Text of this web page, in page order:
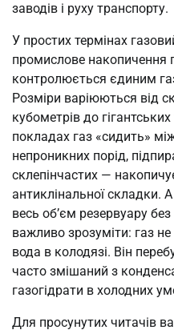
заводів і руху транспорту.
У простих термінах
промислове накопичення
контролюється єдиним
Розміри варіюються від
кубометрів до
покладах газ «сидить»
непроникних порід,
склепінчастих —
антиклінальної
весь об’єм резервуару
важливо зрозуміти: газ
вода в колодязі. Він
часто змішаний з
газогідрати в холодних
Для просунутих читачів